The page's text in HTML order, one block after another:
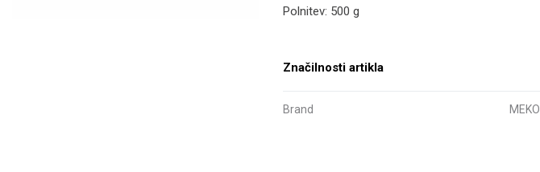
Polnitev: 500 g
Značilnosti artikla
Brand MEKOL